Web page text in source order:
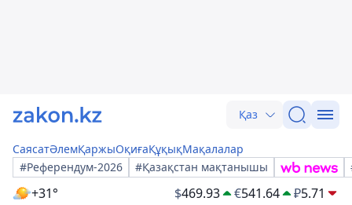
Қаз
СаясатӘлемҚаржыОқиғаҚұқықМақалалар
#Референдум-2026
#Қазақстан мақтанышы
+31° $469.93 €541.64 ₽5.71